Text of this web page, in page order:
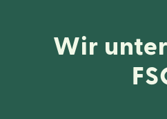
Wir